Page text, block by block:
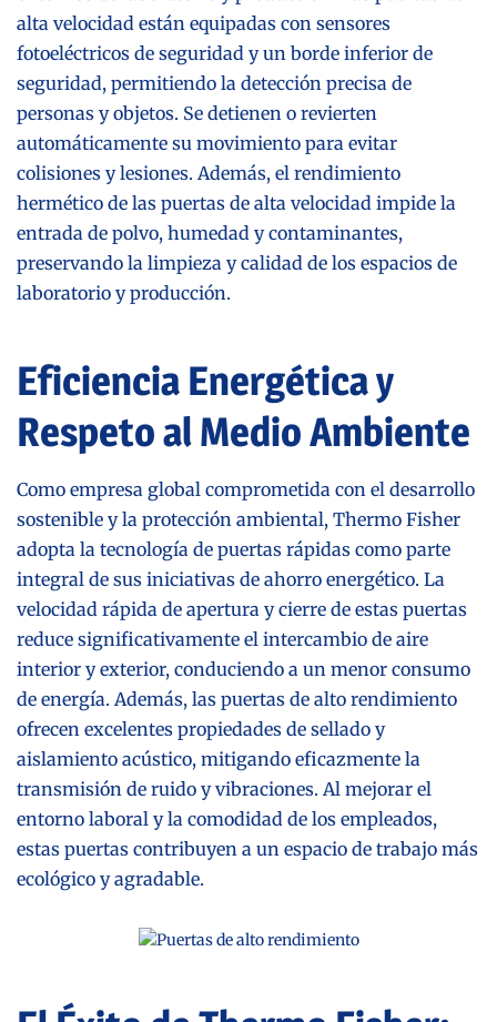
alta velocidad están equipadas con sensores
fotoeléctricos de seguridad y un borde inferior de
seguridad, permitiendo la detección precisa de
personas y objetos. Se detienen o revierten
automáticamente su movimiento para evitar
colisiones y lesiones. Además, el rendimiento
hermético de las puertas de alta velocidad impide la
entrada de polvo, humedad y contaminantes,
preservando la limpieza y calidad de los espacios de
laboratorio y producción.
Eficiencia Energética y
Respeto al Medio Ambiente
Como empresa global comprometida con el desarrollo
sostenible y la protección ambiental, Thermo Fisher
adopta la tecnología de puertas rápidas como parte
integral de sus iniciativas de ahorro energético. La
velocidad rápida de apertura y cierre de estas puertas
reduce significativamente el intercambio de aire
interior y exterior, conduciendo a un menor consumo
de energía. Además, las puertas de alto rendimiento
ofrecen excelentes propiedades de sellado y
aislamiento acústico, mitigando eficazmente la
transmisión de ruido y vibraciones. Al mejorar el
entorno laboral y la comodidad de los empleados,
estas puertas contribuyen a un espacio de trabajo más
ecológico y agradable.